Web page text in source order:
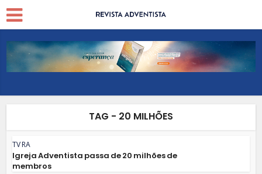
TAG - 20 MILHÕES
TV RA
Igreja Adventista passa de 20 milhões de
membros